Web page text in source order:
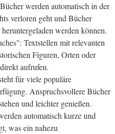
werden automatisch in der
verloren geht und Bücher
werden können.
Textstellen mit relevanten
Figuren, Orten oder
aufrufen.
für viele populäre
Anspruchsvollere Bücher
und leichter genießen.
automatisch kurze und
was ein nahezu